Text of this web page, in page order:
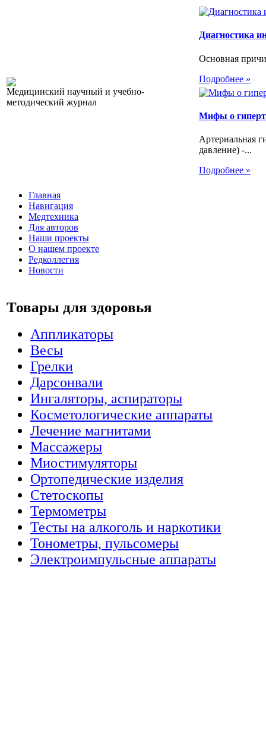
Медицинский научный и учебно-
методический журнал
Диагностика
Основная
Подробнее »
Мифы о
Артериальная
давление) -...
Подробнее »
Главная
Навигация
Медтехника
Для авторов
Наши проекты
О нашем проекте
Редколлегия
Новости
Товары для здоровья
Аппликаторы
Весы
Грелки
Дарсонвали
Ингаляторы, аспираторы
Косметологические аппараты
Лечение магнитами
Массажеры
Миостимуляторы
Ортопедические изделия
Стетоскопы
Термометры
Тесты на алкоголь и наркотики
Тонометры, пульсомеры
Электроимпульсные аппараты